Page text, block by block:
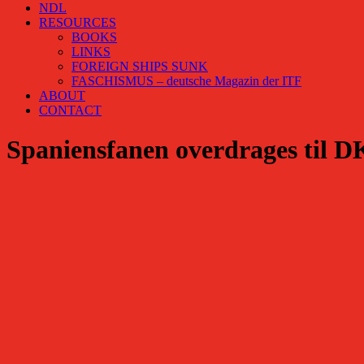
NDL
RESOURCES
BOOKS
LINKS
FOREIGN SHIPS SUNK
FASCHISMUS – deutsche Magazin der ITF
ABOUT
CONTACT
Spaniensfanen overdrages til